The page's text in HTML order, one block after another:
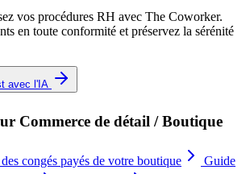
vos procédures RH avec The Coworker.
en toute conformité et préservez la sérénité
avec l'IA
Commerce de détail / Boutique
congés payés de votre boutique
Guide